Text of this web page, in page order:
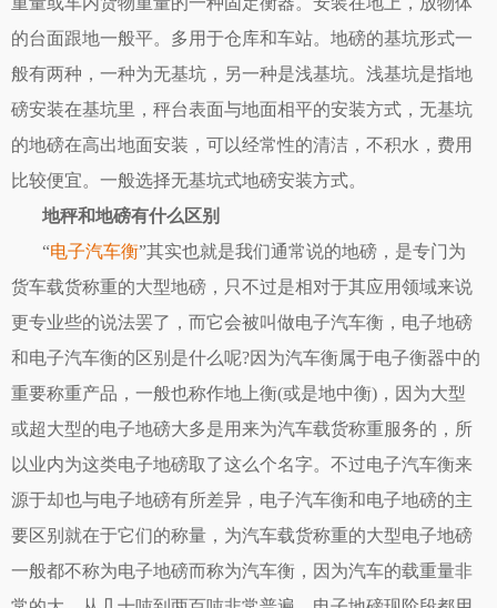
的台面跟地一般平。多用于仓库和车站。地磅的基坑形式一
般有两种，一种为无基坑，另一种是浅基坑。浅基坑是指地
磅安装在基坑里，秤台表面与地面相平的安装方式，无基坑
的地磅在高出地面安装，可以经常性的清洁，不积水，费用
比较便宜。一般选择无基坑式地磅安装方式。
地秤和地磅有什么区别
“电子汽车衡”其实也就是我们通常说的地磅，是专门为
货车载货称重的大型地磅，只不过是相对于其应用领域来说
更专业些的说法罢了，而它会被叫做电子汽车衡，电子地磅
和电子汽车衡的区别是什么呢?因为汽车衡属于电子衡器中的
重要称重产品，一般也称作地上衡(或是地中衡)，因为大型
或超大型的电子地磅大多是用来为汽车载货称重服务的，所
以业内为这类电子地磅取了这么个名字。不过电子汽车衡来
源于却也与电子地磅有所差异，电子汽车衡和电子地磅的主
要区别就在于它们的称量，为汽车载货称重的大型电子地磅
一般都不称为电子地磅而称为汽车衡，因为汽车的载重量非